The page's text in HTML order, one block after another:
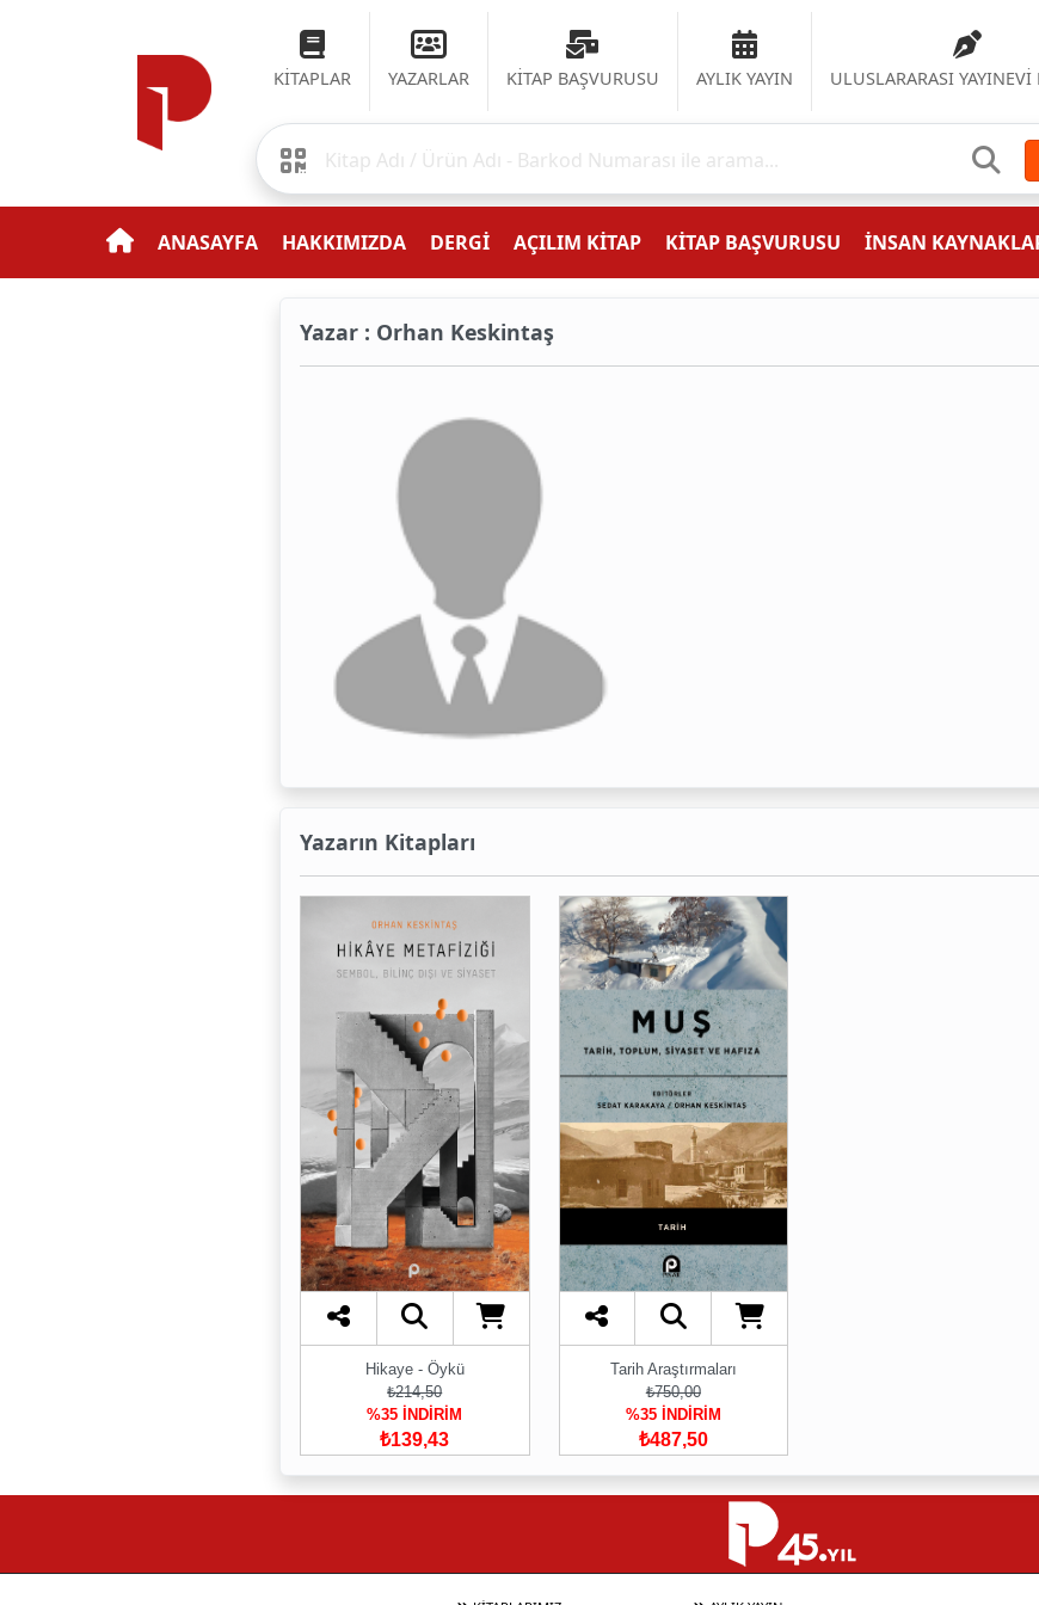
KİTAPLAR YAZARLAR KİTAP BAŞVURUSU AYLIK YAYIN ULUSLARARASI YAYINEVİ
ANASAYFA HAKKIMIZDA DERGİ AÇILIM KİTAP KİTAP BAŞVURUSU İNSAN
Yazar : Orhan Keskintaş
Yazarın Kitapları
Hikaye - Öykü
₺214,50
%35 İNDİRİM
₺139,43
Tarih Araştırmaları
₺750,00
%35 İNDİRİM
₺487,50